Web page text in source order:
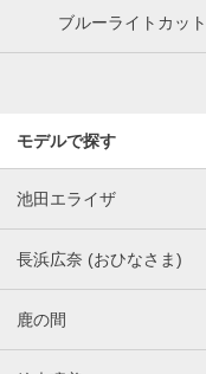
ブルーライトカット
モデルで探す
池田エライザ
長浜広奈 (おひなさま)
鹿の間